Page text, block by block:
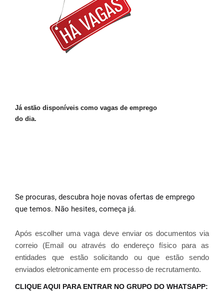
Já estão disponíveis como vagas de emprego
do dia.
Se procuras, descubra hoje novas ofertas de emprego
que temos. Não hesites, começa já.
Após escolher uma vaga deve enviar os documentos via
correio (Email ou através do endereço físico para as
entidades que estão solicitando ou que estão sendo
enviados eletronicamente em processo de recrutamento.
CLIQUE AQUI PARA ENTRAR NO GRUPO DO WHATSAPP: